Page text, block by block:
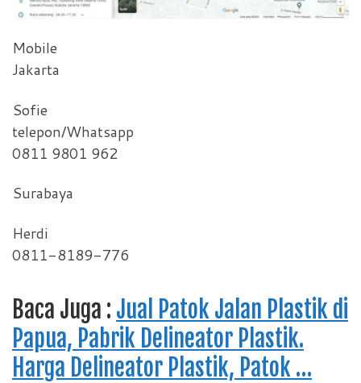
Mobile
Jakarta
Sofie
telepon/Whatsapp
0811 9801 962
Surabaya
Herdi
0811-8189-776
Baca Juga : Jual Patok Jalan Plastik di
Papua, Pabrik Delineator Plastik.
Harga Delineator Plastik, Patok …